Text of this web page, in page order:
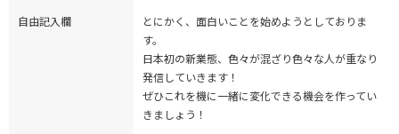
自由記入欄
とにかく、面白いことを始めようとしておりま
す。
日本初の新業態、色々が混ざり色々な人が重なり
発信していきます！
ぜひこれを機に一緒に変化できる機会を作ってい
きましょう！